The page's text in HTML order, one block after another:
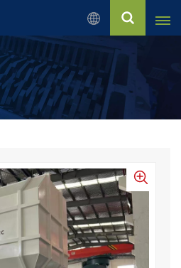
Português
English
Русский
بالعربية
Français
Português